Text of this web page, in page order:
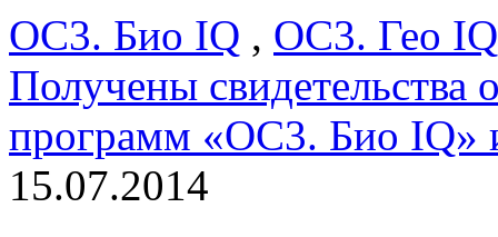
ОС3. Био IQ , ОС3. Гео IQ
Получены свидетельства
программ «ОС3. Био IQ»
15.07.2014